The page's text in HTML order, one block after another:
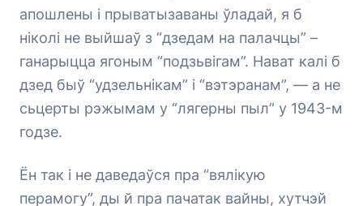
апошлены і прыватызаваны ўладай, я б
ніколі не выйшаў з “дзедам на палачцы” –
ганарыцца ягоным “подзьвігам”. Нават калі б
дзед быў “удзельнікам” і “вэтэранам”, — а не
сьцерты рэжымам у “лягерны пыл” у 1943-м
годзе.
Ён так і не даведаўся пра “вялікую
перамогу”, ды й пра пачатак вайны, хутчэй